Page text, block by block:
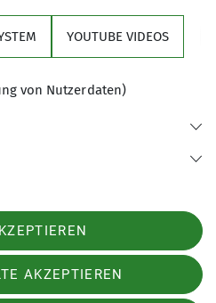
unser
Mountainbiker
ob E-Bike oder
bestimmt der
Ein
andere Räder
liegt im Fahren
Landschaft,
auch technische
YOUTUBE VIDEOS
von Nutzerdaten)
AKZEPTIEREN